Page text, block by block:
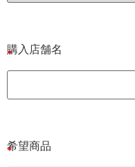
購入店舗名
希望商品